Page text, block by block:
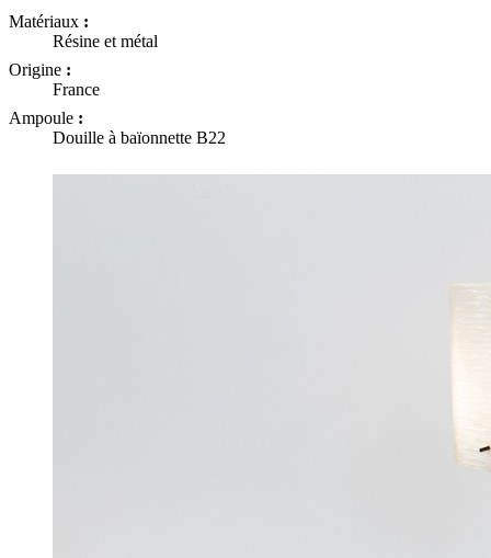
Matériaux :
Résine et métal
Origine :
France
Ampoule :
Douille à baïonnette B22